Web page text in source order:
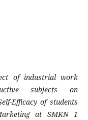
of industrial work
subjects on
Efficacy of students
at SMKN 1